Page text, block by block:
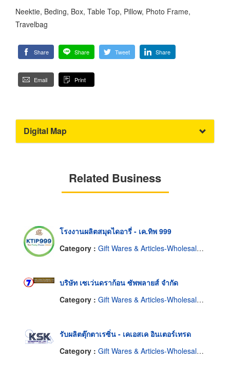
Neektie, Beding, Box, Table Top, Pillow, Photo Frame,
Travelbag
Share Share Tweet Share
Email Print
Digital Map
Related Business
โรงงานผลิตสมุดไดอารี่ - เค.ทิพ 999
Category : Gift Wares & Articles-Wholesale & Manufacturers
บริษัท เซเว่นดราก้อน ซัพพลายส์ จำกัด
Category : Gift Wares & Articles-Wholesale & Manufacturers
รับผลิตตุ๊กตาเรซิ่น - เคเอสเค อินเตอร์เทรด
Category : Gift Wares & Articles-Wholesale & Manufacturers